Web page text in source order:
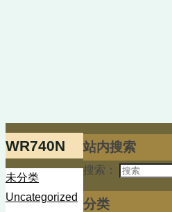
WR740N
未分类
Uncategorized
站内搜索
搜索：
分类